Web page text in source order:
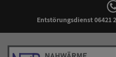
Entstörungsdienst06421